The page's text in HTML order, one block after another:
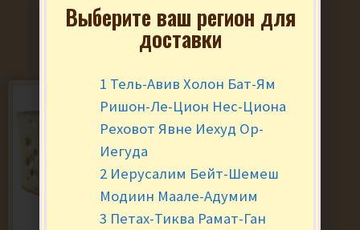
Выберите ваш регион для
доставки
1 Тель-Авив Холон Бат-Ям
Ришон-Ле-Цион Нес-Циона
Реховот Явне Иехуд Ор-
Иегуда
2 Иерусалим Бейт-Шемеш
Модиин Маале-Адумим
3 Петах-Тиква Рамат-Ган